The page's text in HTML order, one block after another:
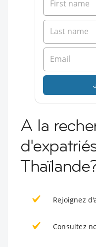
A la
Rejoignez
Consultez